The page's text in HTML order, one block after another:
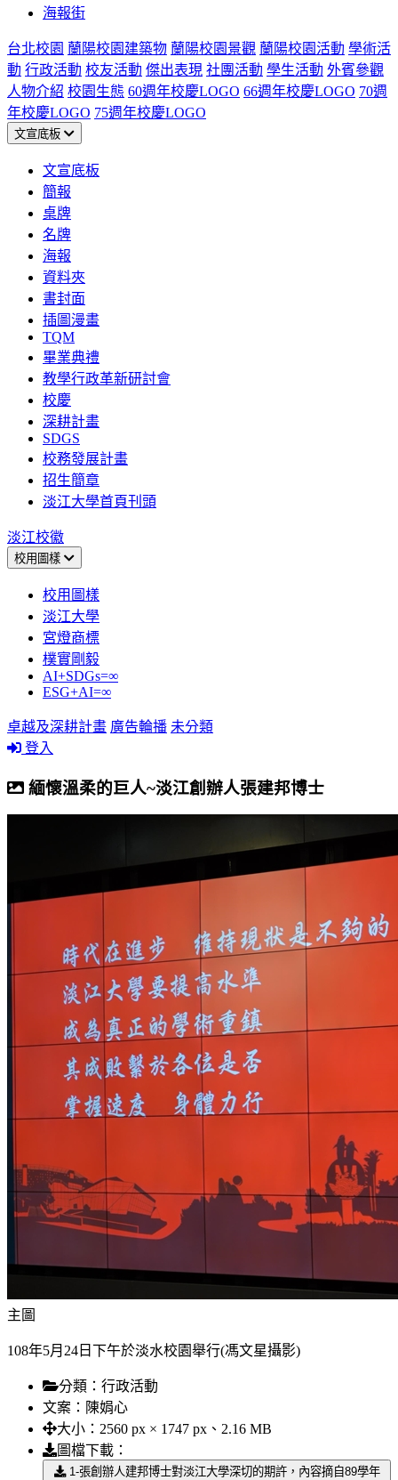
海報街
台北校園 蘭陽校園建築物 蘭陽校園景觀 蘭陽校園活動 學術活
動 行政活動 校友活動 傑出表現 社團活動 學生活動 外賓參觀
人物介紹 校園生態 60週年校慶LOGO 66週年校慶LOGO 70週
年校慶LOGO 75週年校慶LOGO
文宣底板
文宣底板
簡報
桌牌
名牌
海報
資料夾
書封面
插圖漫畫
TQM
畢業典禮
教學行政革新研討會
校慶
深耕計畫
SDGS
校務發展計畫
招生簡章
淡江大學首頁刊頭
淡江校徽
校用圖樣
校用圖樣
淡江大學
宮燈商標
樸實剛毅
AI+SDGs=∞
ESG+AI=∞
卓越及深耕計畫 廣告輪播 未分類
登入
緬懷溫柔的巨人~淡江創辦人張建邦博士
主圖
108年5月24日下午於淡水校園舉行(馮文星攝影)
分類： 行政活動
文案： 陳娟心
大小： 2560 px × 1747 px、2.16 MB
圖檔下載：
1-張創辦人建邦博士對淡江大學深切的期許，內容摘自89學年